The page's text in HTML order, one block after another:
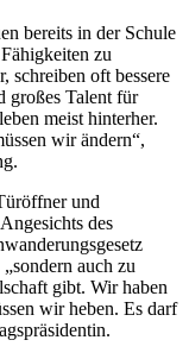
bereits in der Schule
zu
schreiben oft bessere
großes Talent für
meist hinterher.
wir ändern“,
und
des
auch zu
gibt. Wir haben
wir heben. Es darf